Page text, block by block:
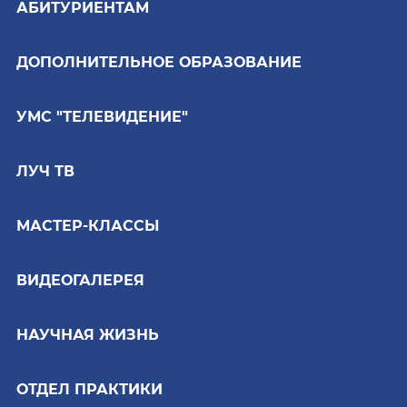
АБИТУРИЕНТАМ
ДОПОЛНИТЕЛЬНОЕ ОБРАЗОВАНИЕ
УМС "ТЕЛЕВИДЕНИЕ"
ЛУЧ ТВ
МАСТЕР-КЛАССЫ
ВИДЕОГАЛЕРЕЯ
НАУЧНАЯ ЖИЗНЬ
ОТДЕЛ ПРАКТИКИ